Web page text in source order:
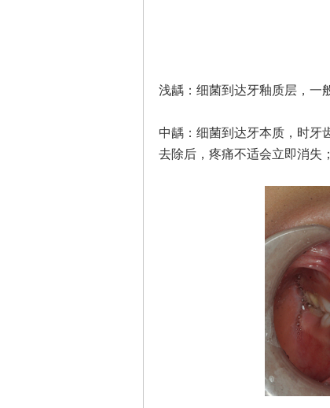
浅龋：细菌到达牙釉质层，一
中龋：细菌到达牙本质，时牙
去除后，疼痛不适会立即消失；